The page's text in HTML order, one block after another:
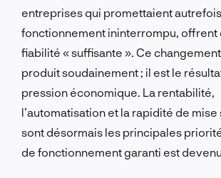
entreprises qui promettaient
fonctionnement ininterrompu, offrent
fiabilité « suffisante ». Ce changement
produit soudainement ; il est le
pression économique. La rentabilité,
l’automatisation et la rapidité de mise
sont désormais les principales
de fonctionnement garanti est